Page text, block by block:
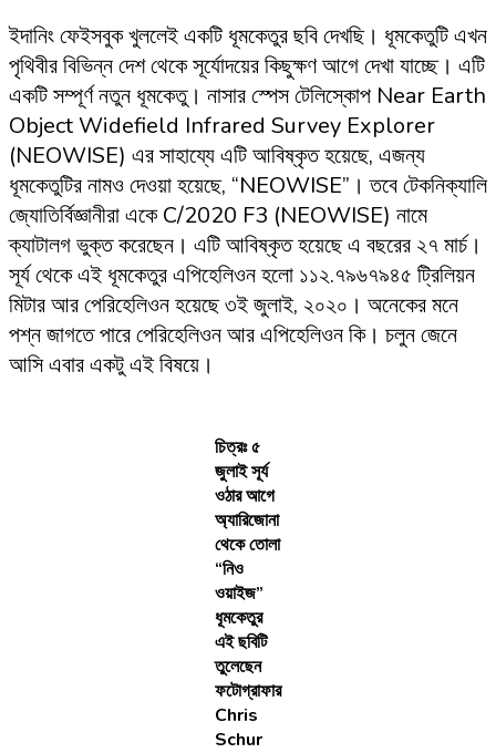
ইদানিং ফেইসবুক খুললেই একটি ধূমকেতুর ছবি দেখছি। ধূমকেতুটি এখন
পৃথিবীর বিভিন্ন দেশ থেকে সূর্যোদয়ের কিছুক্ষণ আগে দেখা যাচ্ছে। এটি
একটি সম্পূর্ণ নতুন ধূমকেতু। নাসার স্পেস টেলিস্কোপ Near Earth
Object Widefield Infrared Survey Explorer
(NEOWISE) এর সাহায্যে এটি আবিষ্কৃত হয়েছে, এজন্য
ধূমকেতুটির নামও দেওয়া হয়েছে, “NEOWISE”। তবে টেকনিক্যালি
জ্যোতির্বিজ্ঞানীরা একে C/2020 F3 (NEOWISE) নামে
ক্যাটালগ ভুক্ত করেছেন। এটি আবিষ্কৃত হয়েছে এ বছরের ২৭ মার্চ।
সূর্য থেকে এই ধূমকেতুর এপিহেলিওন হলো ১১২.৭৯৬৭৯৪৫ ট্রিলিয়ন
মিটার আর পেরিহেলিওন হয়েছে ৩ই জুলাই, ২০২০। অনেকের মনে
পশ্ন জাগতে পারে পেরিহেলিওন আর এপিহেলিওন কি। চলুন জেনে
আসি এবার একটু এই বিষয়ে।
চিত্রঃ ৫
জুলাই সূর্য
ওঠার আগে
অ্যারিজোনা
থেকে তোলা
“নিও
ওয়াইজ”
ধূমকেতুর
এই ছবিটি
তুলেছেন
ফটোগ্রাফার
Chris
Schur